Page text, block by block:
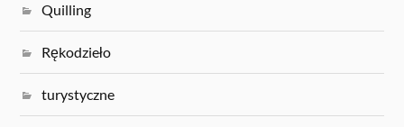
Quilling
Rękodzieło
turystyczne